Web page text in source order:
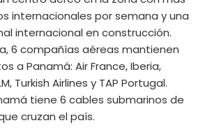
internacionales por semana y una
internacional en construcción.
6 compañías aéreas mantienen
a Panamá: Air France, Iberia,
Turkish Airlines y TAP Portugal.
tiene 6 cables submarinos de
cruzan el país.